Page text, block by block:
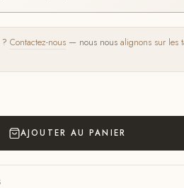
Contactez-nous — nous nous alignons sur les
AJOUTER AU PANIER